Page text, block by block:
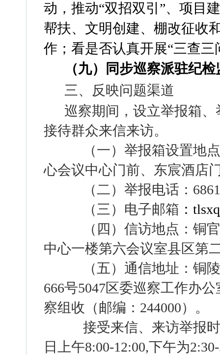
动，推动“双招双引”、项目
帮扶、文明创建、棚改征收
作；看是否认真开展“三查三
（九）同步巡察派驻纪
三、反映问题渠道
巡察期间，设立举报箱
接待群众来信来访。
（一）举报箱设置地点
心会议中心门前、东宸酒店
（二）举报电话：
（三）电子邮箱 ：
（四）信访地点：铜官
中心一楼第六会议室县区第
（五）通信地址：铜陵
666号5047区委巡察工作办
察组收（邮编： 244000）。
接受来信、来访举报时
日上午8:00-12:00,下午为